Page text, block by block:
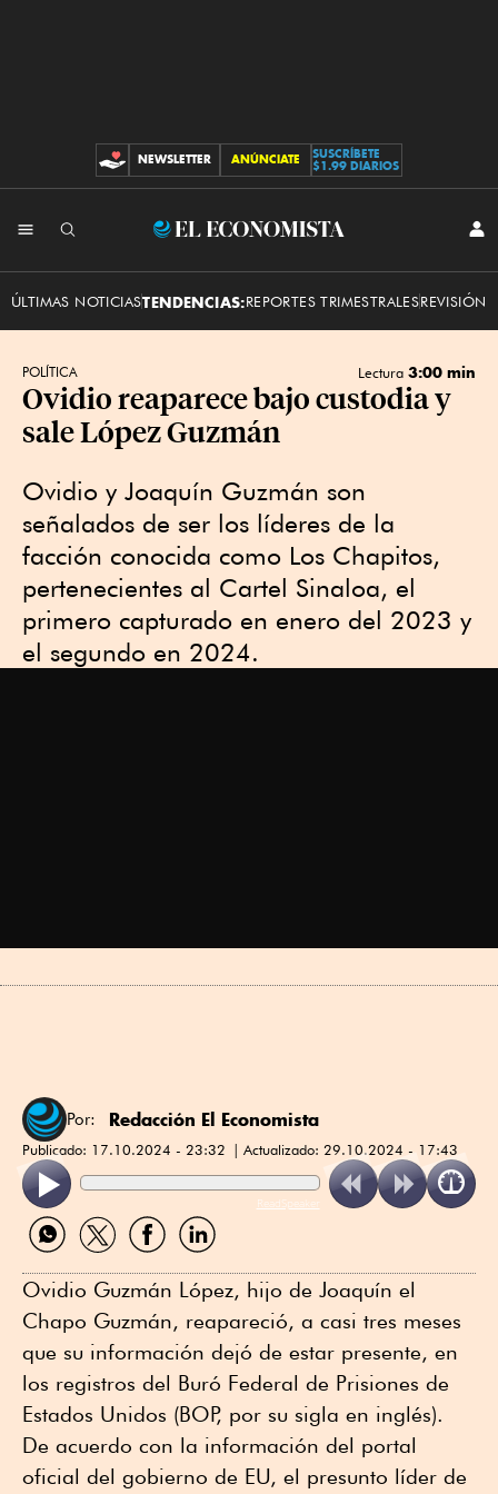
CONTRIBUCIONES
NEWSLETTER ANÚNCIATE
SUSCRÍBETE
$1.99 DIARIOS
El
ÚLTIMAS NOTICIASTENDENCIAS:REPORTES TRIMESTRALESREVISIÓN
POLÍTICA Lectura 3:00 min
Ovidio reaparece bajo custodia y
sale López Guzmán
Ovidio y Joaquín Guzmán son
señalados de ser los líderes de la
facción conocida como Los Chapitos,
pertenecientes al Cartel Sinaloa, el
primero capturado en enero del 2023 y
el segundo en 2024.
Por: Redacción El Economista
Publicado: 17.10.2024 - 23:32 Actualizado: 29.10.2024 - 17:43
ReadSpeaker
Compartir
por
Compartir
por
Compartir
por
Compartir
por
Ovidio Guzmán López, hijo de Joaquín el
Chapo Guzmán, reapareció, a casi tres meses
que su información dejó de estar presente, en
los registros del Buró Federal de Prisiones de
Estados Unidos (BOP, por su sigla en inglés).
De acuerdo con la información del portal
oficial del gobierno de EU, el presunto líder de